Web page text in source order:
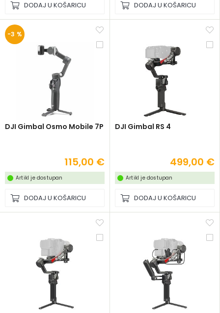
DODAJ U KOŠARICU DODAJ U KOŠARICU
-3 %
DJI Gimbal Osmo Mobile 7P
115,00 €
Artikl je dostupan
DODAJ U KOŠARICU
DJI Gimbal RS 4
499,00 €
Artikl je dostupan
DODAJ U KOŠARICU